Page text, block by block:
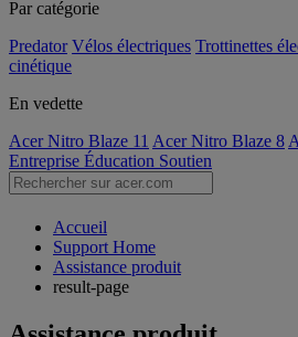
Par catégorie
Predator Vélos électriques Trottinettes
cinétique
En vedette
Acer Nitro Blaze 11 Acer Nitro Blaze 8
Entreprise Éducation Soutien
Accueil
Support Home
Assistance produit
result-page